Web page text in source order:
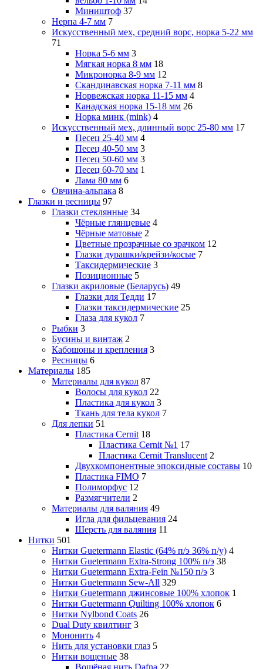
Миништоф 37
Нерпа 4-7 мм 7
Искусственный мех, средний ворс, норка 5-22 мм
71
Норка 5-6 мм 3
Мягкая норка 8 мм 18
Микронорка 8-9 мм 12
Скандинавская норка 7-11 мм 8
Норвежская норка 11-15 мм 4
Канадская норка 15-18 мм 26
Норка минк (mink) 4
Искусственный мех, длинный ворс 25-80 мм 17
Песец 25-40 мм 4
Песец 40-50 мм 3
Песец 50-60 мм 3
Песец 60-70 мм 1
Лама 80 мм 6
Овчина-альпака 8
Глазки и ресницы 97
Глазки стеклянные 34
Чёрные глянцевые 4
Чёрные матовые 2
Цветные прозрачные со зрачком 12
Глазки дурашки/крейзи/косые 7
Таксидермические 3
Позиционные 5
Глазки акриловые (Беларусь) 49
Глазки для Тедди 17
Глазки таксидермические 25
Глаза для кукол 7
Рыбки 3
Бусины и винтаж 2
Кабошоны и крепления 3
Ресницы 6
Материалы 185
Материалы для кукол 87
Волосы для кукол 22
Пластика для кукол 3
Ткань для тела кукол 7
Для лепки 51
Пластика Cernit 18
Пластика Cernit №1 17
Пластика Cernit Translucent 2
Двухкомпонентные эпоксидные составы 10
Пластика FIMO 7
Полиморфус 12
Размягчители 2
Материалы для валяния 49
Игла для фильцевания 24
Шерсть для валяния 11
Нитки 501
Нитки Guetermann Elastic (64% п/э 36% п/у) 4
Нитки Guetermann Extra-Strong 100% п/э 38
Нитки Guetermann Extra-Fein №150 п/э 3
Нитки Guetermann Sew-All 329
Нитки Guetermann джинсовые 100% хлопок 1
Нитки Guetermann Quilting 100% хлопок 6
Нитки Nylbond Coats 26
Dual Duty квилтинг 3
Мононить 4
Нить для установки глаз 5
Нитки вощеные 38